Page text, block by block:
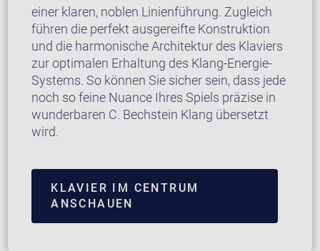
einer klaren, noblen Linienführung. Zugleich
führen die perfekt ausgereifte Konstruktion
und die harmonische Architektur des Klaviers
zur optimalen Erhaltung des Klang-Energie-
Systems. So können Sie sicher sein, dass jede
noch so feine Nuance Ihres Spiels präzise in
wunderbaren C. Bechstein Klang übersetzt
wird.
KLAVIER IM CENTRUM
ANSCHAUEN